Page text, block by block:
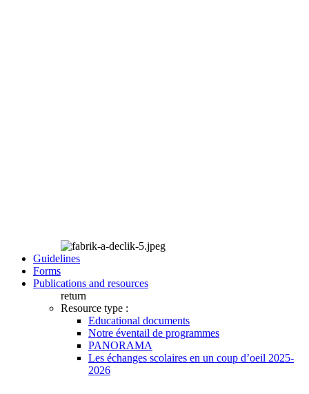
Guidelines
Forms
Publications and resources
return
Resource type :
Educational documents
Notre éventail de programmes
PANORAMA
Les échanges scolaires en un coup d’oeil 2025-
2026